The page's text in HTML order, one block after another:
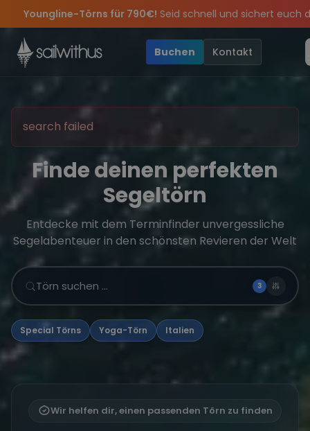
Skip to content
Sichere Dir jetztDein Meilenbuch und Deine sailwithus-
keineTörn-Updates, Insider-Tippsund exklusive
Closing Party 2026!Die Saison war legendär – wir feiern
Buchen
Kontakt
search failed
Finde deinen perfekten
Segeltörn
Entdecke mit dem Terminfinder unvergessliche
Segelabenteuer in den schönsten Revieren der Welt
Törn suchen … 3
Special Törns Yoga-Törn Italien
Wir helfen dir, einen passenden Törn zu finden